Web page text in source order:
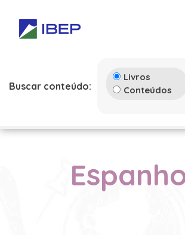
Buscar conteúdo:
Livros
Conteúdos